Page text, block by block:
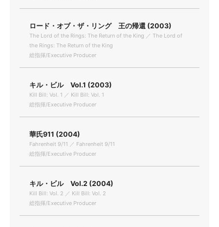
ロード・オブ・ザ・リング 王の帰還 (2003)
The Lord of the Rings: The Return of the King ／ The Lord of
the Rings: The Return of the King
総指揮/Executive Producer
キル・ビル Vol.1 (2003)
Kill Bill: Vol. 1 ／ Kill Bill: Vol. 1
総指揮/Executive Producer
華氏911 (2004)
Fahrenheit 9/11 ／ Fahrenheit 9/11
総指揮/Executive Producer
キル・ビル Vol.2 (2004)
Kill Bill: Vol. 2 ／ Kill Bill: Vol. 2
総指揮/Executive Producer